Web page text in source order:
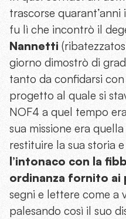
trascorse
fu lì che incontrò il
Nannetti
giorno dimostrò di
tanto da confidarsi
progetto al quale si
NOF4 a quel tempo
sua missione era
restituire la sua storia
l’intonaco con la
ordinanza fornito ai
segni e lettere come a
palesando così il suo